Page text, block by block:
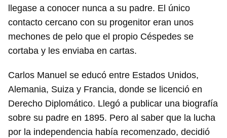
llegase a conocer nunca a su padre. El único
contacto cercano con su progenitor eran unos
mechones de pelo que el propio Céspedes se
cortaba y les enviaba en cartas.
Carlos Manuel se educó entre Estados Unidos,
Alemania, Suiza y Francia, donde se licenció en
Derecho Diplomático. Llegó a publicar una biografía
sobre su padre en 1895. Pero al saber que la lucha
por la independencia había recomenzado, decidió